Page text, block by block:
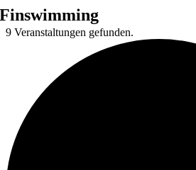
Finswimming
9 Veranstaltungen gefunden.